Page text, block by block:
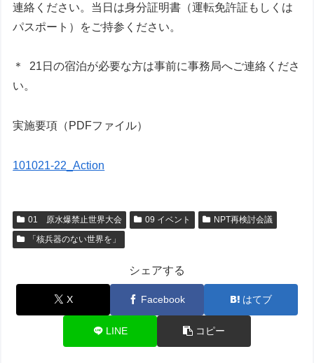
連絡ください。当日は身分証明書（運転免許証もしくは
パスポート）をご持参ください。
＊ 21日の宿泊が必要な方は事前に事務局へご連絡くださ
い。
実施要項（PDFファイル）
101021-22_Action
01 原水爆禁止世界大会 09 イベント
NPT再検討会議
「核兵器のない世界を」
シェアする
X Facebook はてブ
LINE コピー